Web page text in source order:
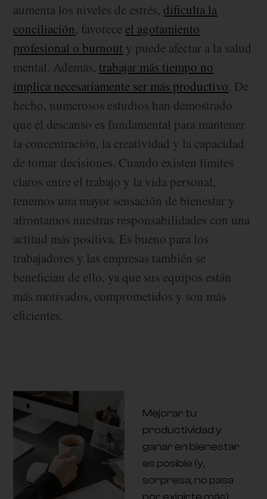
aumenta los niveles de estrés, dificulta la
conciliación, favorece el agotamiento
profesional o burnout y puede afectar a la salud
mental. Además, trabajar más tiempo no
implica necesariamente ser más productivo. De
hecho, numerosos estudios han demostrado
que el descanso es fundamental para mantener
la concentración, la creatividad y la capacidad
de tomar decisiones. Cuando existen límites
claros entre el trabajo y la vida personal,
tenemos una mayor sensación de bienestar y
afrontamos nuestras responsabilidades con una
actitud más positiva. Es bueno para los
trabajadores y las empresas también se
benefician de ello, ya que sus equipos están
más motivados, comprometidos y son más
eficientes.
Mejorar tu
productividad y
ganar en bienestar
es posible (y,
sorpresa, no pasa